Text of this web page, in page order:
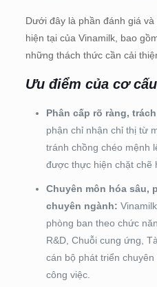
Dưới đây là phần đánh giá
hiện tại của Vinamilk, bao
những thách thức cần cải
Ưu điểm của cơ
Phân cấp rõ ràng,
phận chỉ nhận chỉ thị từ
tránh chồng chéo mệnh
được thực hiện chặt chẽ
Chuyên môn hóa sâu,
chuyên ngành:
phòng ban theo chức
R&D, Chuỗi cung ứng,
cán bộ phát triển
công việc.